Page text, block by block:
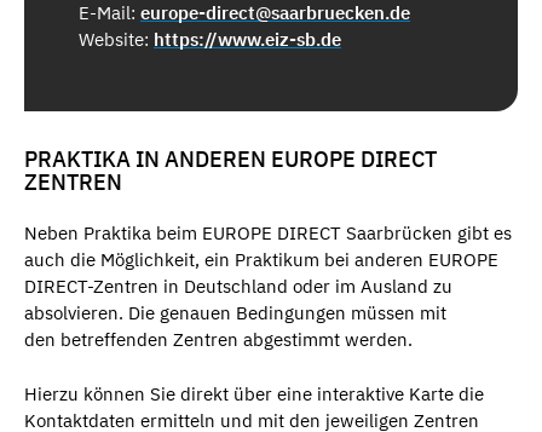
E-Mail: europe-direct@saarbruecken.de
Website: https://www.eiz-sb.de
PRAKTIKA IN ANDEREN EUROPE DIRECT
ZENTREN
Neben Praktika beim EUROPE DIRECT Saarbrücken gibt es
auch die Möglichkeit, ein Praktikum bei anderen EUROPE
DIRECT-Zentren in Deutschland oder im Ausland zu
absolvieren. Die genauen Bedingungen müssen mit
den betreffenden Zentren abgestimmt werden.
Hierzu können Sie direkt über eine interaktive Karte die
Kontaktdaten ermitteln und mit den jeweiligen Zentren